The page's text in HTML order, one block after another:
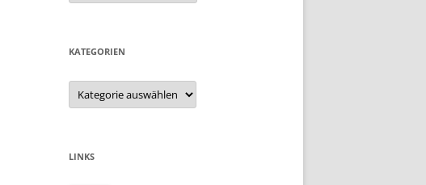
KATEGORIEN
Kategorien
LINKS